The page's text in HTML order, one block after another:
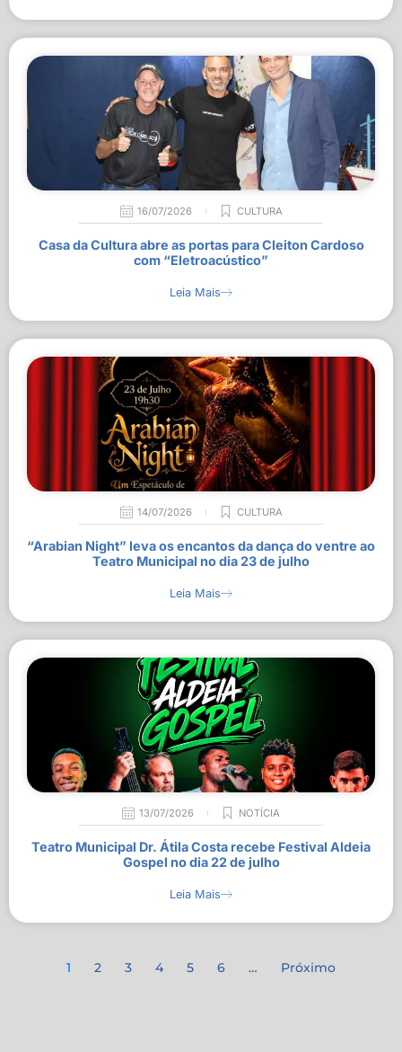
16/07/2026 CULTURA
Casa da Cultura abre as portas para Cleiton Cardoso
com “Eletroacústico”
Leia Mais
14/07/2026 CULTURA
“Arabian Night” leva os encantos da dança do ventre ao
Teatro Municipal no dia 23 de julho
Leia Mais
13/07/2026 NOTÍCIA
Teatro Municipal Dr. Átila Costa recebe Festival Aldeia
Gospel no dia 22 de julho
Leia Mais
1 2 3 4 5 6 … Próximo